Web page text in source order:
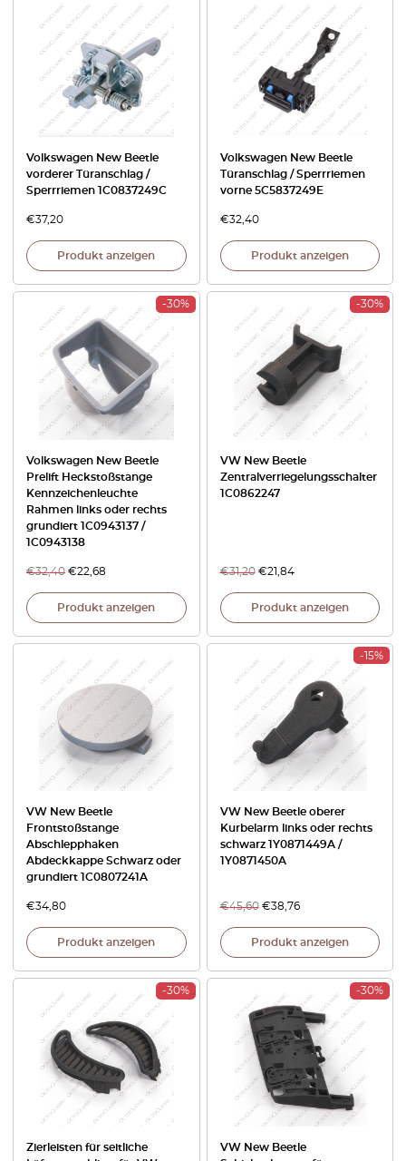
Volkswagen New Beetle
vorderer Türanschlag /
Sperrriemen 1C0837249C
€37,20
Produkt anzeigen
Volkswagen New Beetle
Türanschlag / Sperrriemen
vorne 5C5837249E
€32,40
Produkt anzeigen
-30%
Volkswagen New Beetle
Prelift Heckstoßstange
Kennzeichenleuchte
Rahmen links oder rechts
grundiert 1C0943137 /
1C0943138
€32,40 €22,68
Produkt anzeigen
-30%
VW New Beetle
Zentralverriegelungsschalter
1C0862247
€31,20 €21,84
Produkt anzeigen
VW New Beetle
Frontstoßstange
Abschlepphaken
Abdeckkappe Schwarz oder
grundiert 1C0807241A
€34,80
Produkt anzeigen
-15%
VW New Beetle oberer
Kurbelarm links oder rechts
schwarz 1Y0871449A /
1Y0871450A
€45,60 €38,76
Produkt anzeigen
-30%
Zierleisten für seitliche
-30%
VW New Beetle